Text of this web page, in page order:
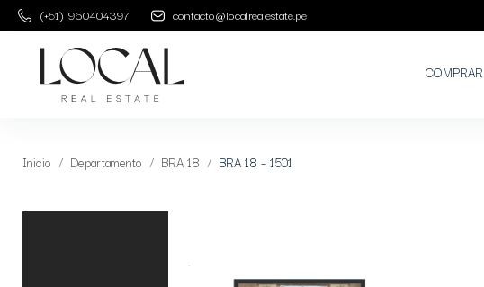
(+51) 960404397 contacto@localrealestate.pe
COMPRAR
Inicio Departamento BRA 18 BRA 18 – 1501